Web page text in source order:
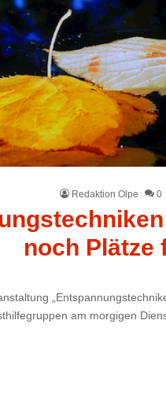
Redaktion Olpe 0
noch Plätze
am morgigen